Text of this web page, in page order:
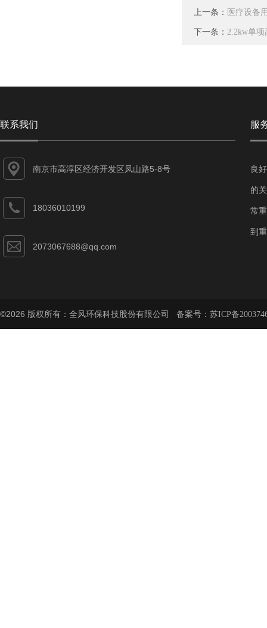
上一条： 医疗设备
下一条： 2.2kw单
联系我们
南京市高淳区经济开发区凤山路5-8号
18036010199
2073067688@qq.com
服
良
的
常
到
©2026 版权所有：全风环保科技股份有限公司 备案号： 苏ICP备